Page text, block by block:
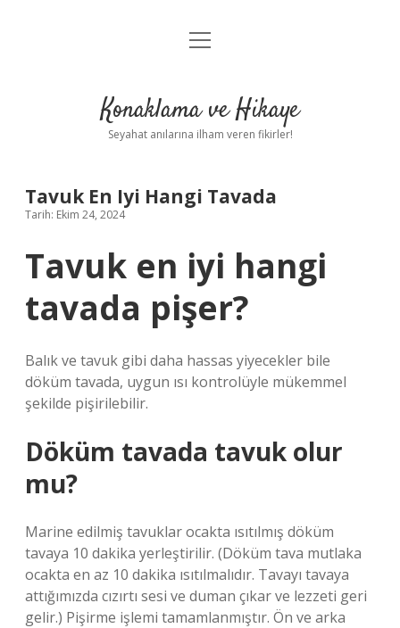
Anasayfa
Yasal Uyarı
menüyü
Konaklama ve Hikaye
Seyahat anılarına ilham veren fikirler!
Tavuk En Iyi Hangi Tavada
Tarih: Ekim 24, 2024
Tavuk en iyi hangi
tavada pişer?
Balık ve tavuk gibi daha hassas yiyecekler bile
döküm tavada, uygun ısı kontrolüyle mükemmel
şekilde pişirilebilir.
Döküm tavada tavuk olur
mu?
Marine edilmiş tavuklar ocakta ısıtılmış döküm
tavaya 10 dakika yerleştirilir. (Döküm tava mutlaka
ocakta en az 10 dakika ısıtılmalıdır. Tavayı tavaya
attığımızda cızırtı sesi ve duman çıkar ve lezzeti geri
gelir.) Pişirme işlemi tamamlanmıştır. Ön ve arka